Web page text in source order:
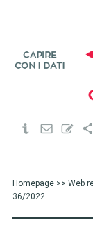
Homepage>> Web
36/2022